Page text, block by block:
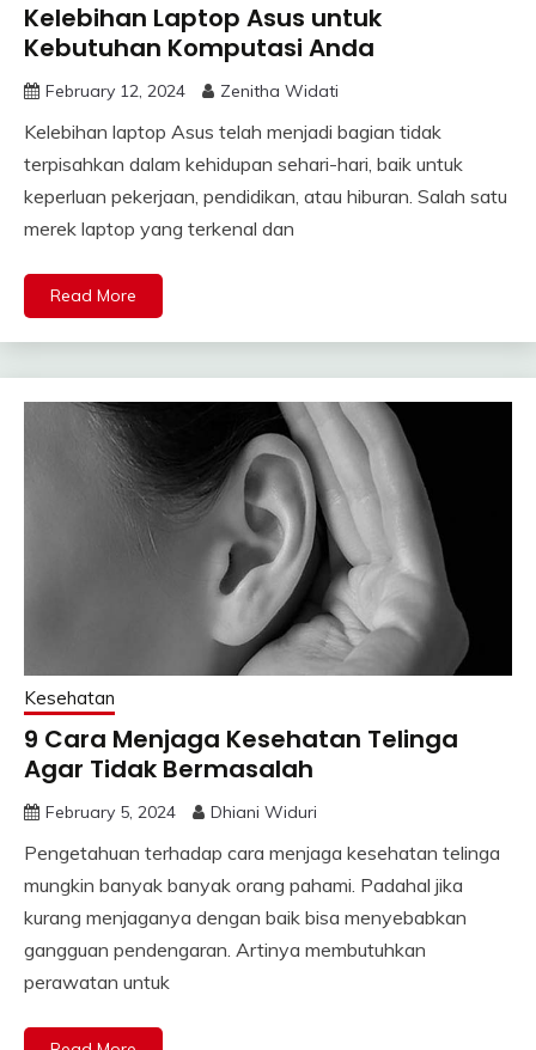
Kelebihan Laptop Asus untuk
Kebutuhan Komputasi Anda
February 12, 2024 Zenitha Widati
Kelebihan laptop Asus telah menjadi bagian tidak
terpisahkan dalam kehidupan sehari-hari, baik untuk
keperluan pekerjaan, pendidikan, atau hiburan. Salah satu
merek laptop yang terkenal dan
Read More
Kesehatan
9 Cara Menjaga Kesehatan Telinga
Agar Tidak Bermasalah
February 5, 2024 Dhiani Widuri
Pengetahuan terhadap cara menjaga kesehatan telinga
mungkin banyak banyak orang pahami. Padahal jika
kurang menjaganya dengan baik bisa menyebabkan
gangguan pendengaran. Artinya membutuhkan
perawatan untuk